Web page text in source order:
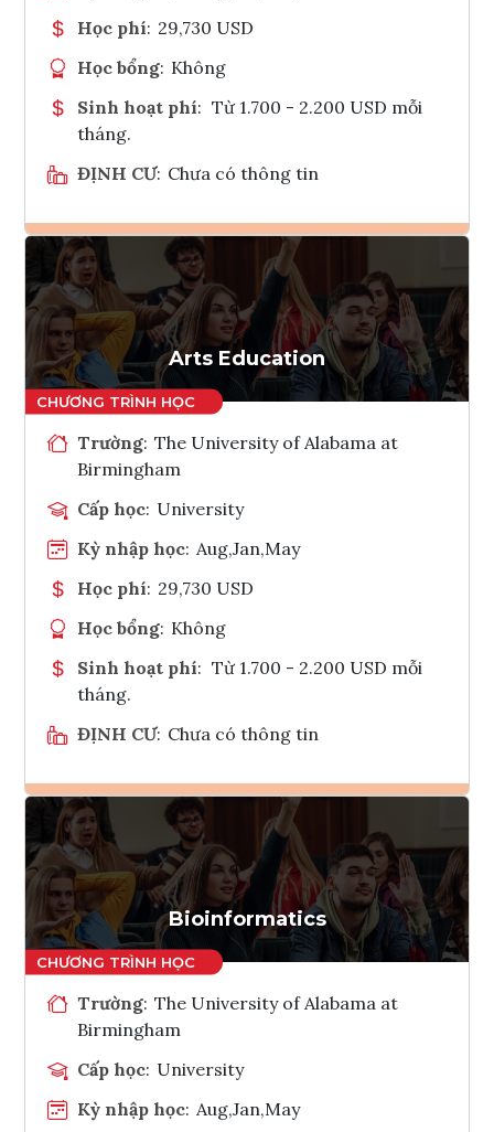
Học phí: 29,730 USD
Học bổng: Không
Sinh hoạt phí: Từ 1.700 - 2.200 USD mỗi
tháng.
ĐỊNH CƯ: Chưa có thông tin
Ghi danh
Tham vấn Interlink
Arts Education
Trường: The University of Alabama at
Birmingham
Cấp học: University
Kỳ nhập học: Aug,Jan,May
Học phí: 29,730 USD
Học bổng: Không
Sinh hoạt phí: Từ 1.700 - 2.200 USD mỗi
tháng.
ĐỊNH CƯ: Chưa có thông tin
Ghi danh
Tham vấn Interlink
Bioinformatics
Trường: The University of Alabama at
Birmingham
Cấp học: University
Kỳ nhập học: Aug,Jan,May